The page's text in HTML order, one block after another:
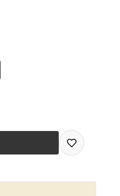
できません）
す
お届けができませ
ます